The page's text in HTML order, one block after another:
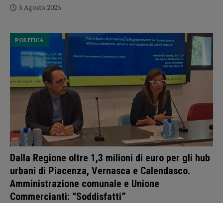
5 Agosto 2026
Dalla Regione oltre 1,3 milioni di euro per gli hub
urbani di Piacenza, Vernasca e Calendasco.
Amministrazione comunale e Unione
Commercianti: “Soddisfatti”
POLITICA